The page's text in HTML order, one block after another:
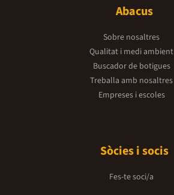
Abacus
Sobre nosaltres
Qualitat i medi ambient
Buscador de botigues
Treballa amb nosaltres
Empreses i escoles
Sòcies i socis
Fes-te soci/a